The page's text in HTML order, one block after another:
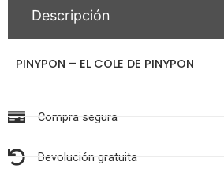
Descripción
PINYPON – EL COLE DE PINYPON
Compra segura
Devolución gratuita